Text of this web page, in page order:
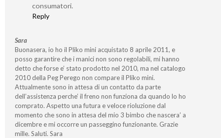
consumatori.
Reply
Sara
Buonasera, io ho il Pliko mini acquistato 8 aprile 2011, e
posso garantire che i manici non sono regolabili, mi hanno
detto che forse e’ stato prodotto nel 2010, ma nel catalogo
2010 della Peg Perego non compare il Pliko mini.
Attualmente sono in attesa di un contatto da parte
dell’assistenza perche’ il freno non funziona da quando lo ho
comprato. Aspetto una futura e veloce rioluzione dal
momento che sono in attesa del mio 3 bimbo che nascera’ a
dicembre e mi occorre un passeggino funzionante. Grazie
mille. Saluti. Sara